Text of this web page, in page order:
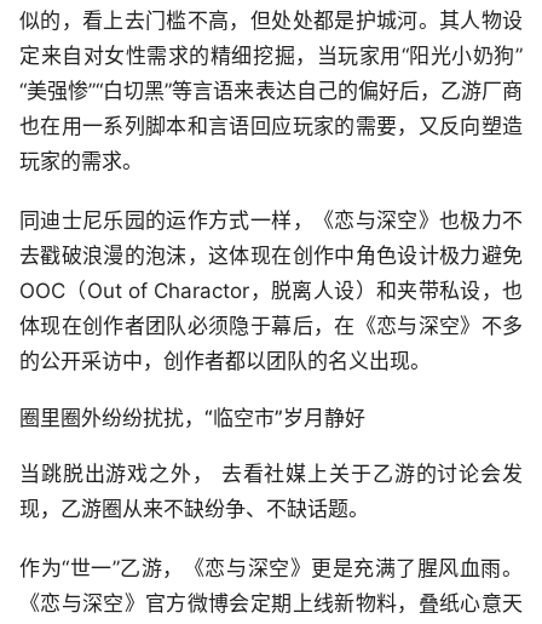
似的，看上去门槛不高，但处处都是护城河。其人物设
定来自对女性需求的精细挖掘，当玩家用“阳光小奶狗”
“美强惨”“白切黑”等言语来表达自己的偏好后，乙游厂商
也在用一系列脚本和言语回应玩家的需要，又反向塑造
玩家的需求。
同迪士尼乐园的运作方式一样，《恋与深空》也极力不
去戳破浪漫的泡沫，这体现在创作中角色设计极力避免
OOC（Out of Charactor，脱离人设）和夹带私设，也
体现在创作者团队必须隐于幕后，在《恋与深空》不多
的公开采访中，创作者都以团队的名义出现。
圈里圈外纷纷扰扰，“临空市”岁月静好
当跳脱出游戏之外， 去看社媒上关于乙游的讨论会发
现，乙游圈从来不缺纷争、不缺话题。
作为“世一”乙游，《恋与深空》更是充满了腥风血雨。
《恋与深空》官方微博会定期上线新物料，叠纸心意天